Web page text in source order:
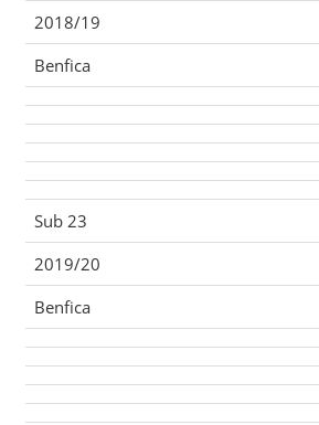
2018/19
Benfica
Sub 23
2019/20
Benfica